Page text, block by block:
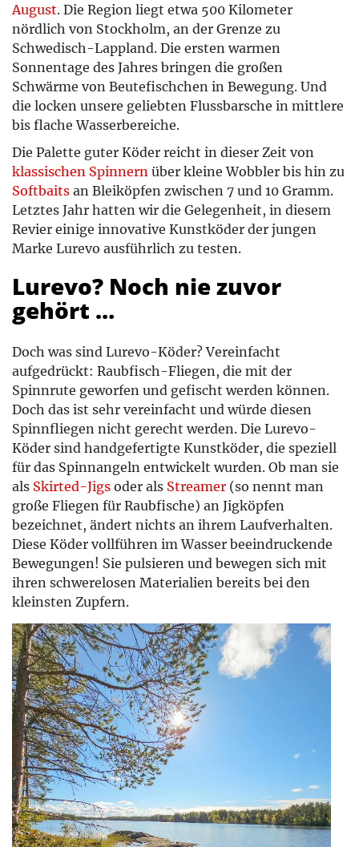
August. Die Region liegt etwa 500 Kilometer
nördlich von Stockholm, an der Grenze zu
Schwedisch-Lappland. Die ersten warmen
Sonnentage des Jahres bringen die großen
Schwärme von Beutefischchen in Bewegung. Und
die locken unsere geliebten Flussbarsche in mittlere
bis flache Wasserbereiche.
Die Palette guter Köder reicht in dieser Zeit von
klassischen Spinnern über kleine Wobbler bis hin zu
Softbaits an Bleiköpfen zwischen 7 und 10 Gramm.
Letztes Jahr hatten wir die Gelegenheit, in diesem
Revier einige innovative Kunstköder der jungen
Marke Lurevo ausführlich zu testen.
Lurevo? Noch nie zuvor
gehört …
Doch was sind Lurevo-Köder? Vereinfacht
aufgedrückt: Raubfisch-Fliegen, die mit der
Spinnrute geworfen und gefischt werden können.
Doch das ist sehr vereinfacht und würde diesen
Spinnfliegen nicht gerecht werden. Die Lurevo-
Köder sind handgefertigte Kunstköder, die speziell
für das Spinnangeln entwickelt wurden. Ob man sie
als Skirted-Jigs oder als Streamer (so nennt man
große Fliegen für Raubfische) an Jigköpfen
bezeichnet, ändert nichts an ihrem Laufverhalten.
Diese Köder vollführen im Wasser beeindruckende
Bewegungen! Sie pulsieren und bewegen sich mit
ihren schwerelosen Materialien bereits bei den
kleinsten Zupfern.